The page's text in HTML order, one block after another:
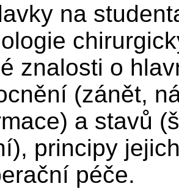
na
znalosti o
(zánět,
a stavů
principy
péče.